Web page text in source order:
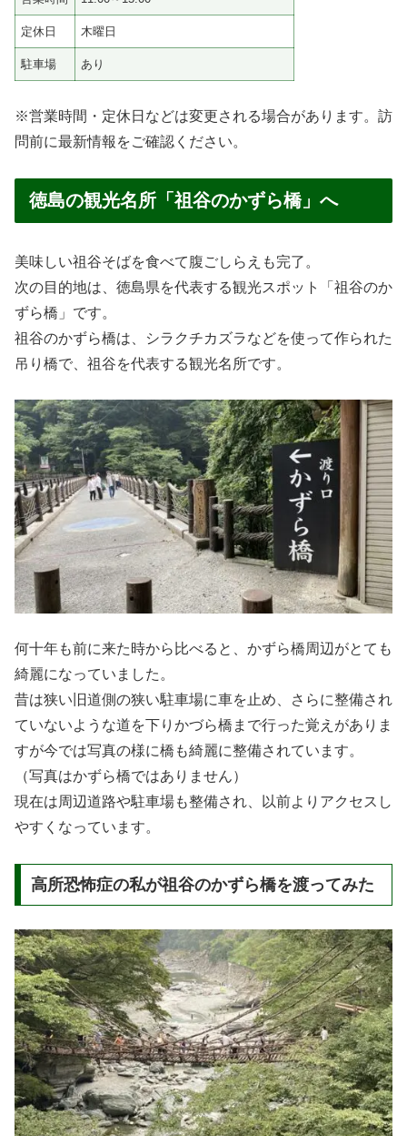
定休日 木曜日
駐車場 あり
※営業時間・定休日などは変更される場合があります。訪
問前に最新情報をご確認ください。
徳島の観光名所「祖谷のかずら橋」へ
美味しい祖谷そばを食べて腹ごしらえも完了。
次の目的地は、徳島県を代表する観光スポット「祖谷のか
ずら橋」です。
祖谷のかずら橋は、シラクチカズラなどを使って作られた
吊り橋で、祖谷を代表する観光名所です。
何十年も前に来た時から比べると、かずら橋周辺がとても
綺麗になっていました。
昔は狭い旧道側の狭い駐車場に車を止め、さらに整備され
ていないような道を下りかづら橋まで行った覚えがありま
すが今では写真の様に橋も綺麗に整備されています。
（写真はかずら橋ではありません）
現在は周辺道路や駐車場も整備され、以前よりアクセスし
やすくなっています。
高所恐怖症の私が祖谷のかずら橋を渡ってみた